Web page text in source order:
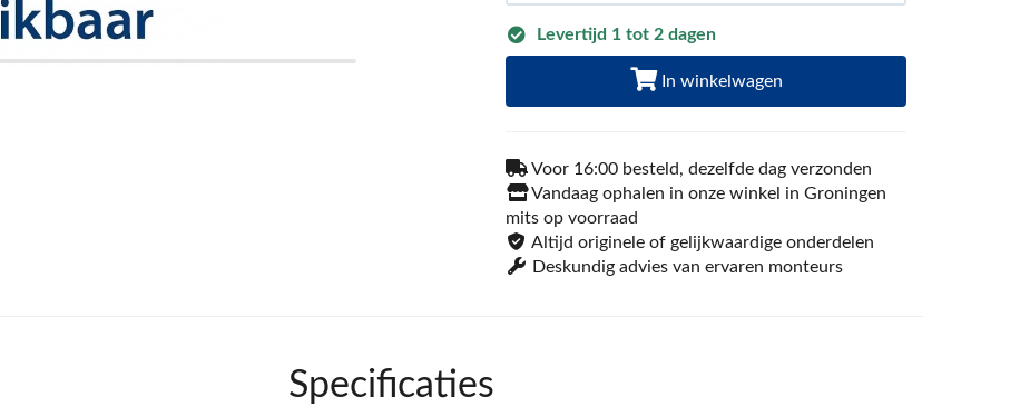
Levertijd 1 tot 2 dagen
In winkelwagen
Voor 16:00 besteld, dezelfde dag verzonden
Vandaag ophalen in onze winkel in Groningen
mits op voorraad
Altijd originele of gelijkwaardige onderdelen
Deskundig advies van ervaren monteurs
Specificaties